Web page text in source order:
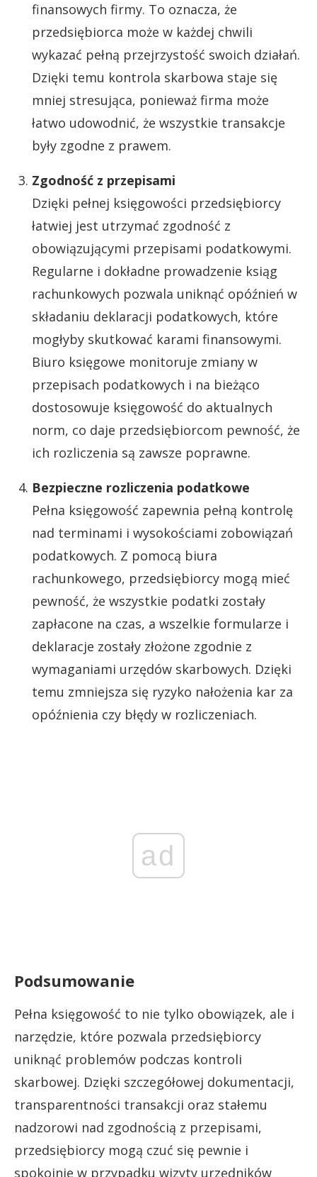
finansowych firmy. To oznacza, że
przedsiębiorca może w każdej chwili
wykazać pełną przejrzystość swoich działań.
Dzięki temu kontrola skarbowa staje się
mniej stresująca, ponieważ firma może
łatwo udowodnić, że wszystkie transakcje
były zgodne z prawem.
Zgodność z przepisami
Dzięki pełnej księgowości przedsiębiorcy
łatwiej jest utrzymać zgodność z
obowiązującymi przepisami podatkowymi.
Regularne i dokładne prowadzenie ksiąg
rachunkowych pozwala uniknąć opóźnień w
składaniu deklaracji podatkowych, które
mogłyby skutkować karami finansowymi.
Biuro księgowe monitoruje zmiany w
przepisach podatkowych i na bieżąco
dostosowuje księgowość do aktualnych
norm, co daje przedsiębiorcom pewność, że
ich rozliczenia są zawsze poprawne.
Bezpieczne rozliczenia podatkowe
Pełna księgowość zapewnia pełną kontrolę
nad terminami i wysokościami zobowiązań
podatkowych. Z pomocą biura
rachunkowego, przedsiębiorcy mogą mieć
pewność, że wszystkie podatki zostały
zapłacone na czas, a wszelkie formularze i
deklaracje zostały złożone zgodnie z
wymaganiami urzędów skarbowych. Dzięki
temu zmniejsza się ryzyko nałożenia kar za
opóźnienia czy błędy w rozliczeniach.
ad
Podsumowanie
Pełna księgowość to nie tylko obowiązek, ale i
narzędzie, które pozwala przedsiębiorcy
uniknąć problemów podczas kontroli
skarbowej. Dzięki szczegółowej dokumentacji,
transparentności transakcji oraz stałemu
nadzorowi nad zgodnością z przepisami,
przedsiębiorcy mogą czuć się pewnie i
spokojnie w przypadku wizyty urzędników